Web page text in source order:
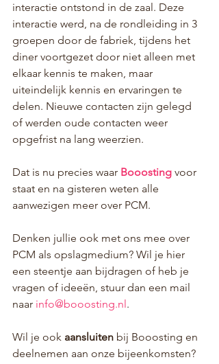
interactie ontstond in de zaal. Deze
interactie werd, na de rondleiding in 3
groepen door de fabriek, tijdens het
diner voortgezet door niet alleen met
elkaar kennis te maken, maar
uiteindelijk kennis en ervaringen te
delen. Nieuwe contacten zijn gelegd
of werden oude contacten weer
opgefrist na lang weerzien.
Dat is nu precies waar Booosting voor
staat en na gisteren weten alle
aanwezigen meer over PCM.
Denken jullie ook met ons mee over
PCM als opslagmedium? Wil je hier
een steentje aan bijdragen of heb je
vragen of ideeën, stuur dan een mail
naar info@booosting.nl.
Wil je ook aansluiten bij Booosting en
deelnemen aan onze bijeenkomsten?